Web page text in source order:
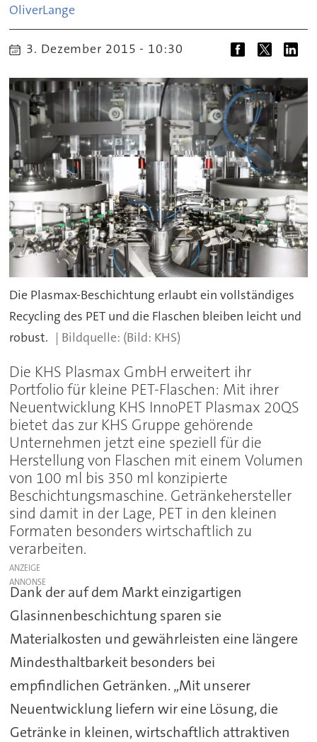
OliverLange
3. Dezember 2015 - 10:30
Die Plasmax-Beschichtung erlaubt ein vollständiges
Recycling des PET und die Flaschen bleiben leicht und
robust.
(Bild: KHS)
Die KHS Plasmax GmbH erweitert ihr
Portfolio für kleine PET-Flaschen: Mit ihrer
Neuentwicklung KHS InnoPET Plasmax 20QS
bietet das zur KHS Gruppe gehörende
Unternehmen jetzt eine speziell für die
Herstellung von Flaschen mit einem Volumen
von 100 ml bis 350 ml konzipierte
Beschichtungsmaschine. Getränkehersteller
sind damit in der Lage, PET in den kleinen
Formaten besonders wirtschaftlich zu
verarbeiten.
ANZEIGE
Dank der auf dem Markt einzigartigen
Glasinnenbeschichtung sparen sie
Materialkosten und gewährleisten eine längere
Mindesthaltbarkeit besonders bei
empfindlichen Getränken. „Mit unserer
Neuentwicklung liefern wir eine Lösung, die
Getränke in kleinen, wirtschaftlich attraktiven